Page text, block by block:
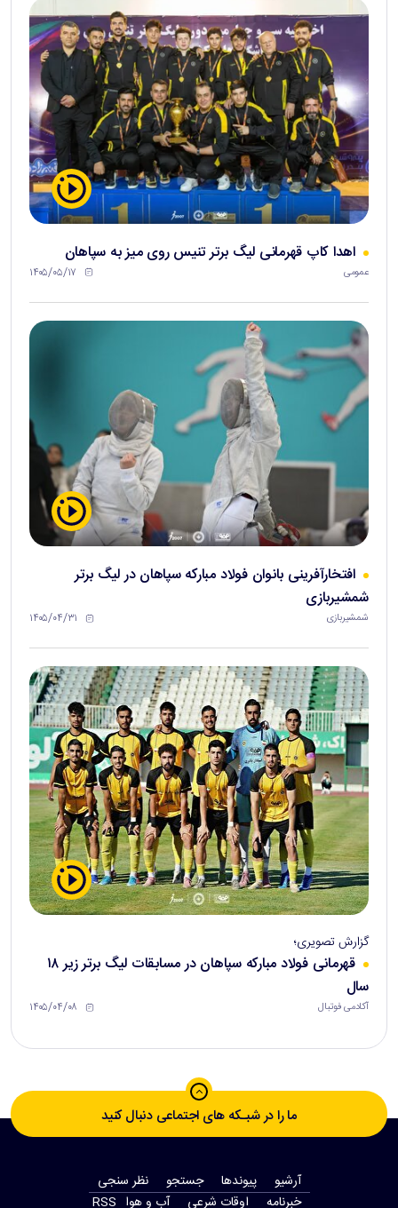
اهدا کاپ قهرمانی لیگ برتر تنیس روی میز به سپاهان
عمومی ۱۴۰۵/۰۵/۱۷
افتخارآفرینی بانوان فولاد مبارکه سپاهان در لیگ برتر
شمشیربازی
شمشیربازی ۱۴۰۵/۰۴/۳۱
گزارش تصویری؛
قهرمانی فولاد مبارکه سپاهان در مسابقات لیگ برتر زیر ۱۸
سال
آکادمی فوتبال ۱۴۰۵/۰۴/۰۸
ما را در شبـکه های اجتماعی دنبال کنید
آرشیو پیوندها جستجو
نظر سنجی
‫خبرنامه‬
اوقات شرعی آب و هوا RSS